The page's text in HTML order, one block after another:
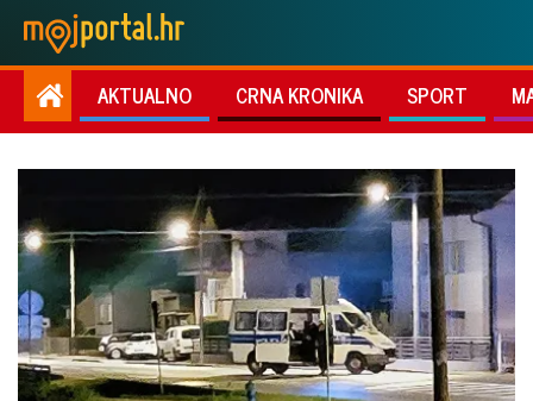
AKTUALNO CRNA KRONIKA SPORT